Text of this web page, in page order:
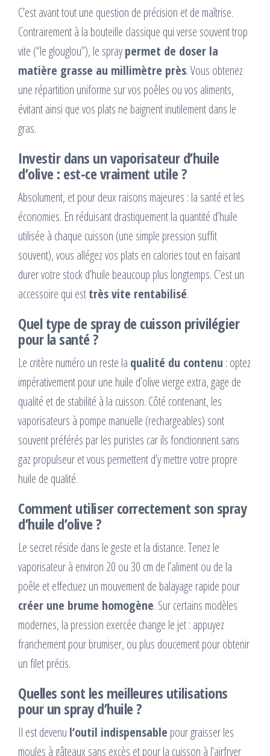
C’est avant tout une question de précision et de maîtrise.
Contrairement à la bouteille classique qui verse souvent trop
vite (“le glouglou”), le spraypermet de doser la
matière grasse au millimètre près. Vous obtenez
une répartition uniforme sur vos poêles ou vos aliments,
évitant ainsi que vos plats ne baignent inutilement dans le
gras.
Investir dans un vaporisateur d’huile
d’olive : est-ce vraiment utile ?
Absolument, et pour deux raisons majeures : la santé et les
économies. En réduisant drastiquement la quantité d’huile
utilisée à chaque cuisson (une simple pression suffit
souvent), vous allégez vos plats en calories tout en faisant
durer votre stock d’huile beaucoup plus longtemps. C’est un
accessoire qui esttrès vite rentabilisé.
Quel type de spray de cuisson privilégier
pour la santé ?
Le critère numéro un reste la qualité du contenu : optez
impérativement pour une huile d’olive vierge extra, gage de
qualité et de stabilité à la cuisson. Côté contenant, les
vaporisateurs à pompe manuelle (rechargeables) sont
souvent préférés par les puristes car ils fonctionnent sans
gaz propulseur et vous permettent d’y mettre votre propre
huile de qualité.
Comment utiliser correctement son spray
d’huile d’olive ?
Le secret réside dans le geste et la distance. Tenez le
vaporisateur à environ 20 ou 30 cm de l’aliment ou de la
poêle et effectuez un mouvement de balayage rapide pour
créer une brume homogène. Sur certains modèles
modernes, la pression exercée change le jet : appuyez
franchement pour brumiser, ou plus doucement pour obtenir
un filet précis.
Quelles sont les meilleures utilisations
pour un spray d’huile ?
Il est devenu l’outil indispensable pour graisser les
moules à gâteaux sans excès et pour la cuisson à l’airfryer